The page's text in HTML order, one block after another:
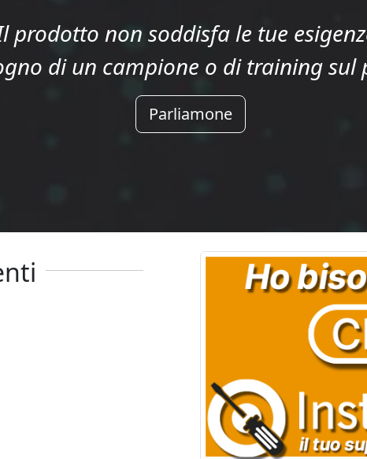
prodotto non soddisfa le tue
di un campione o di training sul
Parliamone